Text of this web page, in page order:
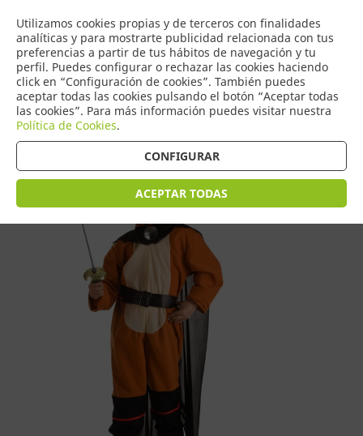
Utilizamos cookies propias y de terceros con finalidades
analíticas y para mostrarte publicidad relacionada con tus
preferencias a partir de tus hábitos de navegación y tu
perfil. Puedes configurar o rechazar las cookies haciendo
click en “Configuración de cookies”. También puedes
aceptar todas las cookies pulsando el botón “Aceptar todas
las cookies”. Para más información puedes visitar nuestra
Política de Cookies.
CONFIGURAR
ACEPTAR TODAS
0
COMERCIO
DE TORRIJOS
Tienda > Disfraces Infantiles